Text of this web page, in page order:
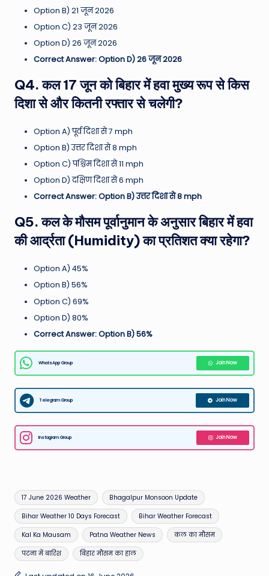
Option B) 21 जून 2026
Option C) 23 जून 2026
Option D) 26 जून 2026
Correct Answer: Option D) 26 जून 2026
Q4. कल 17 जून को बिहार में हवा मुख्य रूप से किस
दिशा से और कितनी रफ्तार से चलेगी?
Option A) पूर्व दिशा से 7 mph
Option B) उत्तर दिशा से 8 mph
Option C) पश्चिम दिशा से 11 mph
Option D) दक्षिण दिशा से 6 mph
Correct Answer: Option B) उत्तर दिशा से 8 mph
Q5. कल के मौसम पूर्वानुमान के अनुसार बिहार में हवा
की आर्द्रता (Humidity) का प्रतिशत क्या रहेगा?
Option A) 45%
Option B) 56%
Option C) 69%
Option D) 80%
Correct Answer: Option B) 56%
WhatsApp Group Join Now
Telegram Group Join Now
Instagram Group Join Now
Tags:
17 June 2026 Weather Bhagalpur Monsoon Update
Bihar Weather 10 Days Forecast Bihar Weather Forecast
Kal Ka Mausam Patna Weather News कल का मौसम
पटना में बारिश बिहार मौसम का हाल